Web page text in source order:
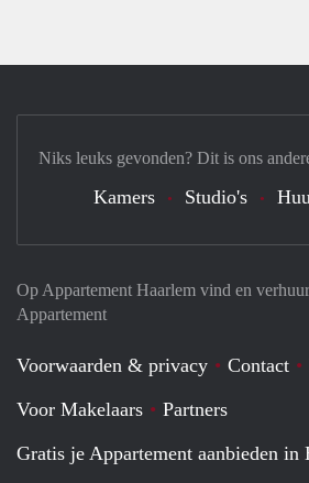
Op Appartement Haarlem vind en
Appartement
Voorwaarden & privacy Contact
Voor Makelaars
Partners
Gratis je Appartement aanbieden in
Niks leuks gevonden? Dit is ons
Kamers Studio's